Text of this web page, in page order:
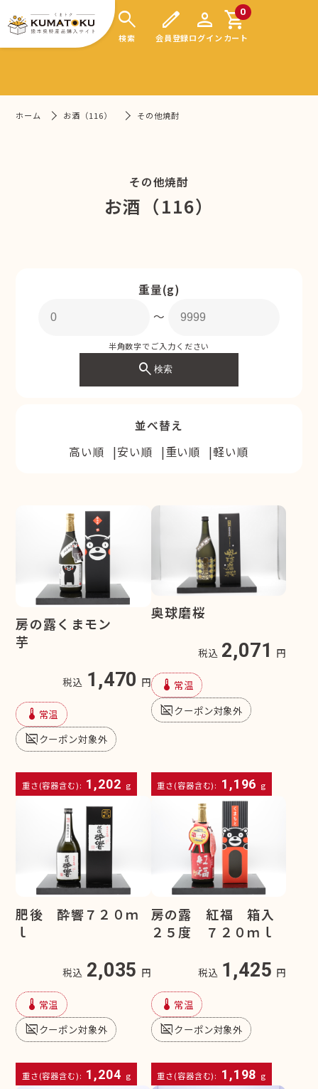
search
検索
edit
会員登録
person
ログイン
0
shopping_cart
カート
ホーム お酒（116） その他焼酎
その他焼酎
お酒（116）
重量(g)
〜
半角数字でご入力ください
search検索
並べ替え
高い順
安い順 重い順 軽い順
房の露くまモン
芋
税込 1,470 円
device_thermostat 常温
subtitles_offクーポン対象外
重さ(容器含む): 1,202 g
奥球磨桜
税込 2,071 円
device_thermostat 常温
subtitles_offクーポン対象外
重さ(容器含む): 1,196 g
肥後 酔響７２０ｍ
ｌ
税込 2,035 円
device_thermostat 常温
subtitles_offクーポン対象外
重さ(容器含む): 1,204 g
房の露 紅福 箱入
２５度 ７２０ｍｌ
税込 1,425 円
device_thermostat 常温
subtitles_offクーポン対象外
重さ(容器含む): 1,198 g